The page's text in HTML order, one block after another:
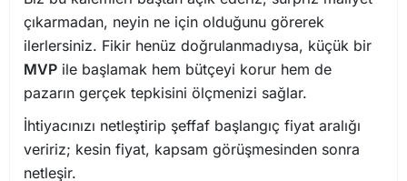
çıkarmadan, neyin ne için olduğunu görerek
ilerlersiniz. Fikir henüz doğrulanmadıysa, küçük bir
MVP ile başlamak hem bütçeyi korur hem de
pazarın gerçek tepkisini ölçmenizi sağlar.
İhtiyacınızı netleştirip şeffaf başlangıç fiyat aralığı
veririz; kesin fiyat, kapsam görüşmesinden sonra
netleşir.